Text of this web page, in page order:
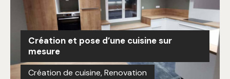
Création et pose d’une cuisine sur
mesure
Création de cuisine,Renovation